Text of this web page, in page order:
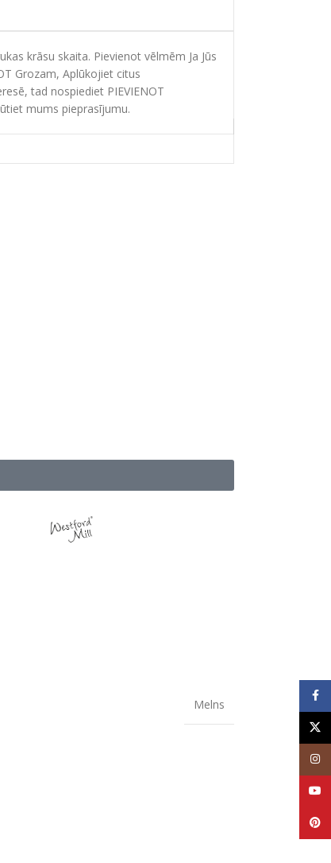
krāsu skaita. Pievienot vēlmēm Ja Jūs
Grozam, Aplūkojiet citus
tad nospiediet PIEVIENOT
mums pieprasījumu.
Melns